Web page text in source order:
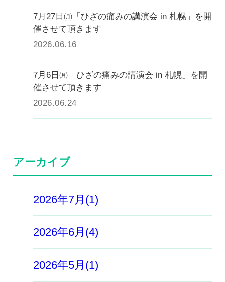
7月27日㈪「ひざの痛みの講演会 in 札幌」を開
催させて頂きます
2026.06.16
7月6日㈪「ひざの痛みの講演会 in 札幌」を開
催させて頂きます
2026.06.24
アーカイブ
2026年7月(1)
2026年6月(4)
2026年5月(1)